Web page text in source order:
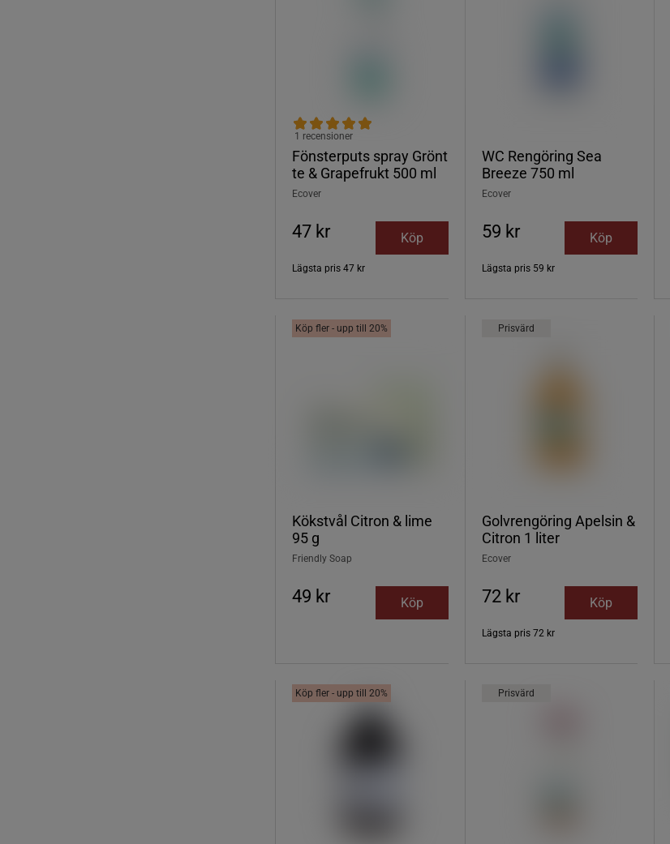
Fönsterputs spray Grönt
te & Grapefrukt 500 ml
1 recensioner
Ecover
47 kr Köp
Lägsta pris 47 kr
WC Rengöring Sea
Breeze 750 ml
Ecover
59 kr Köp
Lägsta pris 59 kr
Köp fler - upp till 20%
Kökstvål Citron & lime
95 g
Friendly Soap
49 kr Köp
Prisvärd
Golvrengöring Apelsin &
Citron 1 liter
Ecover
72 kr Köp
Lägsta pris 72 kr
Köp fler - upp till 20% Prisvärd